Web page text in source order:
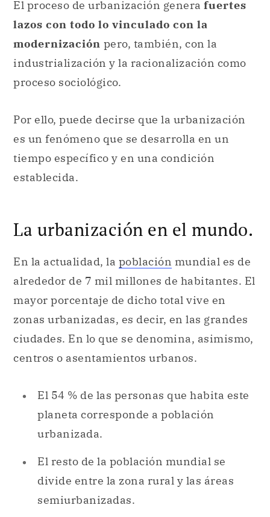
El proceso de urbanización genera fuertes
lazos con todo lo vinculado con la
modernización pero, también, con la
industrialización y la racionalización como
proceso sociológico.
Por ello, puede decirse que la urbanización
es un fenómeno que se desarrolla en un
tiempo específico y en una condición
establecida.
La urbanización en el mundo.
En la actualidad, la población mundial es de
alrededor de 7 mil millones de habitantes. El
mayor porcentaje de dicho total vive en
zonas urbanizadas, es decir, en las grandes
ciudades. En lo que se denomina, asimismo,
centros o asentamientos urbanos.
El 54 % de las personas que habita este
planeta corresponde a población
urbanizada.
El resto de la población mundial se
divide entre la zona rural y las áreas
semiurbanizadas.